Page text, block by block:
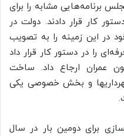
برنامه‌هایی مشابه را برای
کار قرار دادند. دولت در
در این زمینه را به تصویب
را در دستور کار قرار داد
عمران ارجاع داد. ساخت
و بخش خصوصی یکی
برای دومین بار در سال